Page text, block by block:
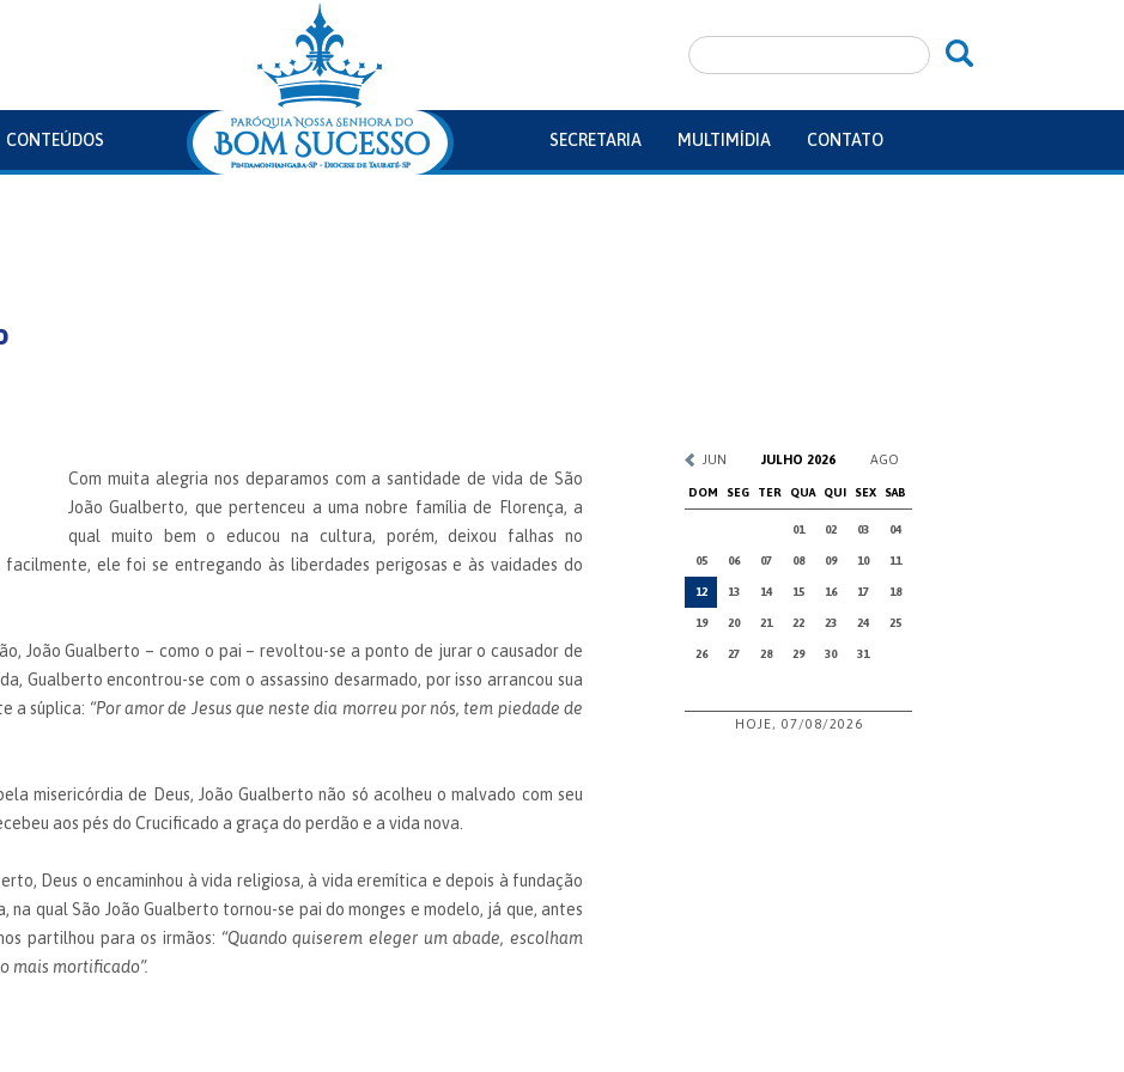
CONTEÚDOS SECRETARIA MULTIMÍDIA CONTATO
JUN JULHO 2026 AGO
DOM SEG TER QUA QUI SEX SAB
01 02 03 04
05 06 07 08 09 10 11
12 13 14 15 16 17 18
19 20 21 22 23 24 25
26 27 28 29 30 31
HOJE, 07/08/2026
Com muita alegria nos deparamos com a santidade de vida de São
João Gualberto, que pertenceu a uma nobre família de Florença, a
qual muito bem o educou na cultura, porém, deixou falhas no
facilmente, ele foi se entregando às liberdades perigosas e às vaidades do
João Gualberto – como o pai – revoltou-se a ponto de jurar o causador de
Gualberto encontrou-se com o assassino desarmado, por isso arrancou sua
a súplica: “Por amor de Jesus que neste dia morreu por nós, tem piedade de
misericórdia de Deus, João Gualberto não só acolheu o malvado com seu
aos pés do Crucificado a graça do perdão e a vida nova.
Deus o encaminhou à vida religiosa, à vida eremítica e depois à fundação
na qual São João Gualberto tornou-se pai do monges e modelo, já que, antes
partilhou para os irmãos: “Quando quiserem eleger um abade, escolham
mais mortificado”.